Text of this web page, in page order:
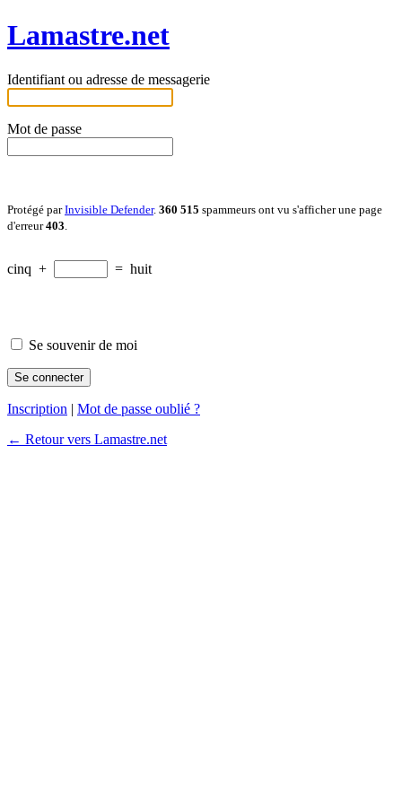
Lamastre.net
Identifiant ou adresse de messagerie
Mot de passe
Protégé parInvisible Defender. 360 515 spammeurs ont vu s'afficher une page
d'erreur403
cinq + = huit
Se souvenir de moi
Inscription | Mot de passe oublié ?
← Retour vers Lamastre.net